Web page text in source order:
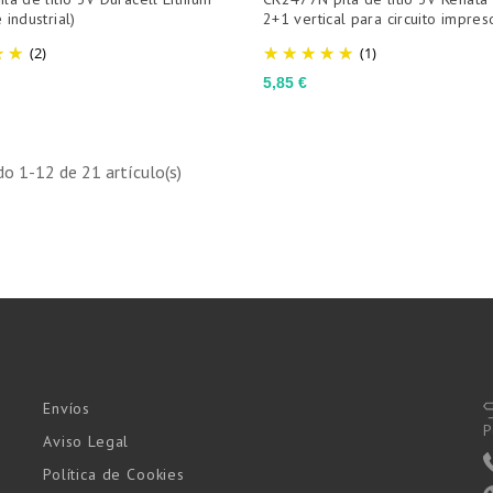
(2)
industrial)
(1)
Precio
5,85 €
2+1 vertical para circuito
1-12 de 21 artículo(s)
Envíos
Aviso Legal
Política de Cookies